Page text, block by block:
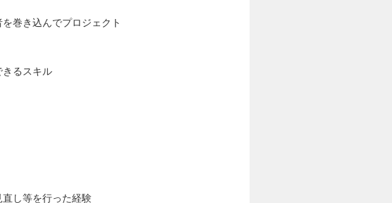
巻き込んでプロジェクト
きるスキル
直し等を行った経験